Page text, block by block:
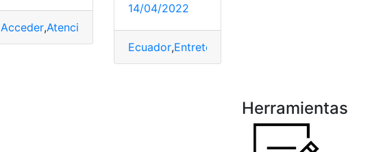
Acceder,Atención al cliente,Consultas,Ecuador
14/04/2022
Ecuador,Entretenimiento
Herramientas